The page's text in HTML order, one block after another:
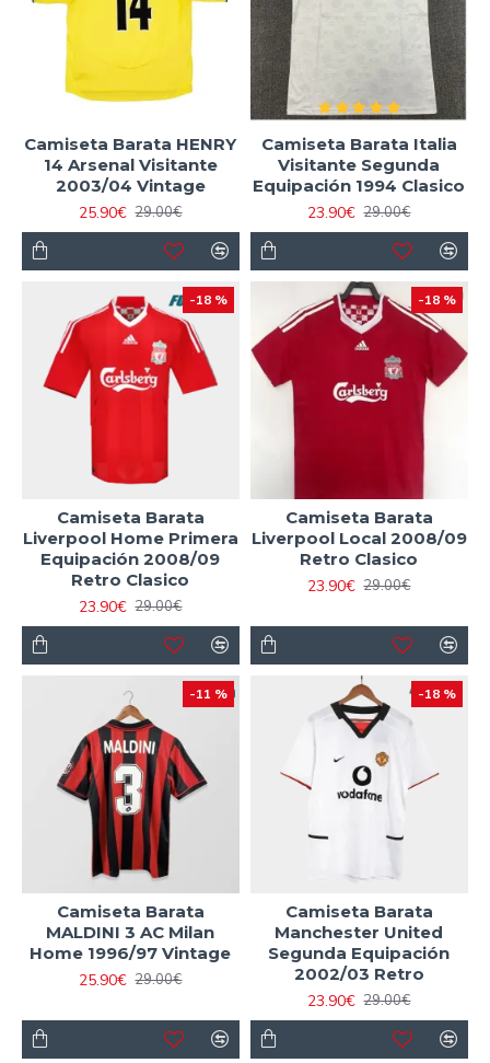
Camiseta Barata HENRY
14 Arsenal Visitante
2003/04 Vintage
25.90€ 29.00€
Camiseta Barata Italia
Visitante Segunda
Equipación 1994 Clasico
23.90€ 29.00€
-18 %
Camiseta Barata
Liverpool Home Primera
Equipación 2008/09
Retro Clasico
23.90€ 29.00€
-18 %
Camiseta Barata
Liverpool Local 2008/09
Retro Clasico
23.90€ 29.00€
-11 %
Camiseta Barata
MALDINI 3 AC Milan
Home 1996/97 Vintage
25.90€ 29.00€
-18 %
Camiseta Barata
Manchester United
Segunda Equipación
2002/03 Retro
23.90€ 29.00€